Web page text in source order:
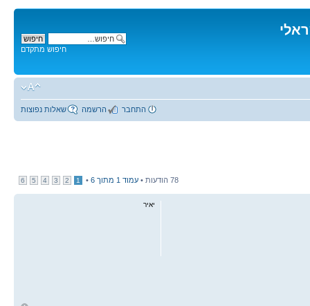
חיפוש מתקדם
שאלות נפוצות הרשמה התחבר
78 הודעות • עמוד 1 מתוך 6
•
1
2
3
4
5
6
יאיר